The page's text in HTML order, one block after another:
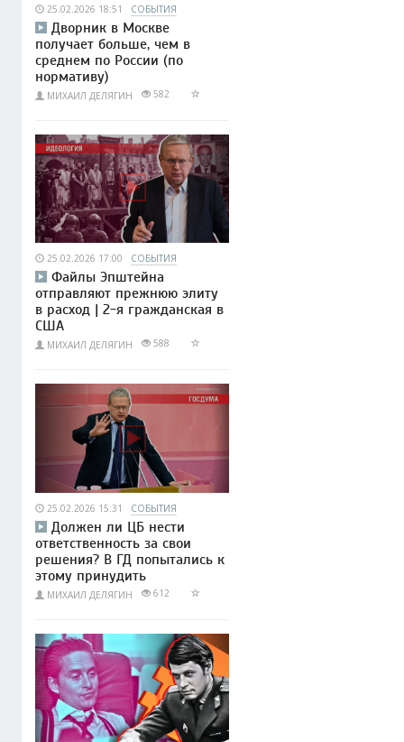
25.02.2026 18:51 СОБЫТИЯ
Дворник в Москве
получает больше, чем в
среднем по России (по
нормативу)
МИХАИЛ ДЕЛЯГИН 582
25.02.2026 17:00 СОБЫТИЯ
Файлы Эпштейна
отправляют прежнюю элиту
в расход | 2-я гражданская в
США
МИХАИЛ ДЕЛЯГИН 588
25.02.2026 15:31 СОБЫТИЯ
Должен ли ЦБ нести
ответственность за свои
решения? В ГД попытались к
этому принудить
МИХАИЛ ДЕЛЯГИН 612